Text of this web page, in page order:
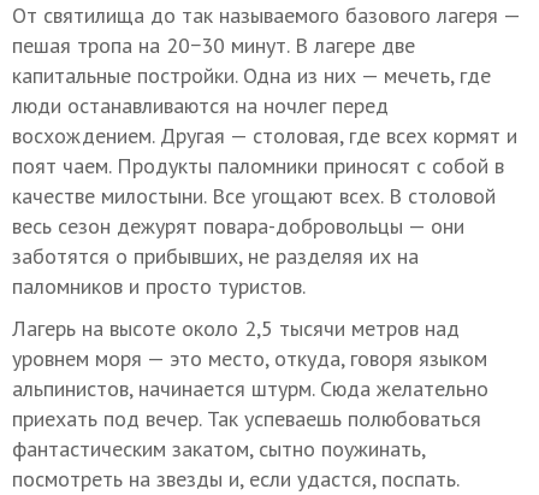
От святилища до так называемого базового лагеря —
пешая тропа на 20−30 минут. В лагере две
капитальные постройки. Одна из них — мечеть, где
люди останавливаются на ночлег перед
восхождением. Другая — столовая, где всех кормят и
поят чаем. Продукты паломники приносят с собой в
качестве милостыни. Все угощают всех. В столовой
весь сезон дежурят повара-добровольцы — они
заботятся о прибывших, не разделяя их на
паломников и просто туристов.
Лагерь на высоте около 2,5 тысячи метров над
уровнем моря — это место, откуда, говоря языком
альпинистов, начинается штурм. Сюда желательно
приехать под вечер. Так успеваешь полюбоваться
фантастическим закатом, сытно поужинать,
посмотреть на звезды и, если удастся, поспать.